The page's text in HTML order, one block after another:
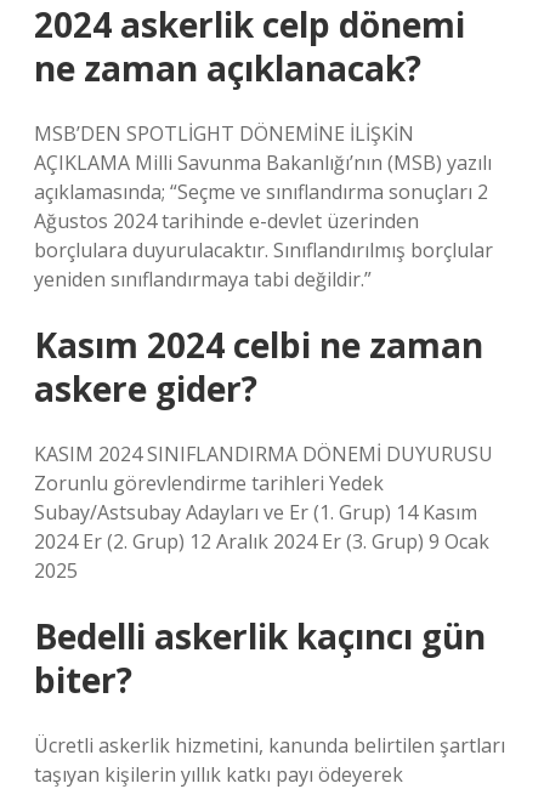
2024 askerlik celp dönemi
ne zaman açıklanacak?
MSB’DEN SPOTLİGHT DÖNEMİNE İLİŞKİN
AÇIKLAMA Milli Savunma Bakanlığı’nın (MSB) yazılı
açıklamasında; “Seçme ve sınıflandırma sonuçları 2
Ağustos 2024 tarihinde e-devlet üzerinden
borçlulara duyurulacaktır. Sınıflandırılmış borçlular
yeniden sınıflandırmaya tabi değildir.”
Kasım 2024 celbi ne zaman
askere gider?
KASIM 2024 SINIFLANDIRMA DÖNEMİ DUYURUSU
Zorunlu görevlendirme tarihleri ​​Yedek
Subay/Astsubay Adayları ve Er (1. Grup) 14 Kasım
2024 Er (2. Grup) 12 Aralık 2024 Er (3. Grup) 9 Ocak
2025
Bedelli askerlik kaçıncı gün
biter?
Ücretli askerlik hizmetini, kanunda belirtilen şartları
taşıyan kişilerin yıllık katkı payı ödeyerek